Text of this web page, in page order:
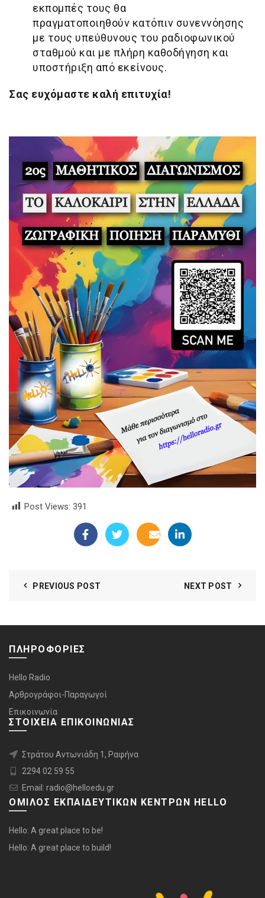
εκπομπές τους θα
πραγματοποιηθούν κατόπιν συνεννόησης
με τους υπεύθυνους του ραδιοφωνικού
σταθμού και με πλήρη καθοδήγηση και
υποστήριξη από εκείνους.
Σας ευχόμαστε καλή επιτυχία!
Post Views: 391
PREVIOUS POST NEXT POST
ΠΛΗΡΟΦΟΡΙΕΣ
Hello Radio
Αρθρογράφοι-Παραγωγοί
Επικοινωνία
ΣΤΟΙΧΕΙΑ ΕΠΙΚΟΙΝΩΝΙΑΣ
Στράτου Αντωνιάδη 1, Ραφήνα
2294 02 59 55
Email: radio@helloedu.gr
ΟΜΙΛΟΣ ΕΚΠΑΙΔΕΥΤΙΚΩΝ ΚΕΝΤΡΩΝ HELLO
Hello: A great place to be!
Hello: A great place to build!